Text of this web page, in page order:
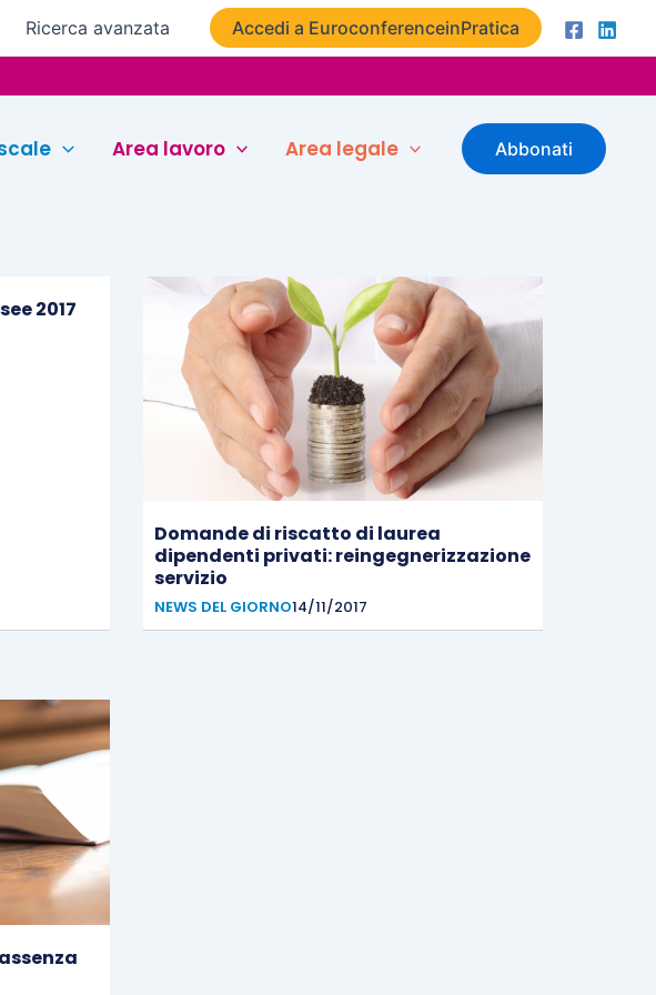
Ricerca avanzata Accedi a EuroconferenceinPratica
Area lavoro Area legale Abbonati
2017
Domande di riscatto di laurea
dipendenti privati: reingegnerizzazione
servizio
NEWS DEL GIORNO14/11/2017